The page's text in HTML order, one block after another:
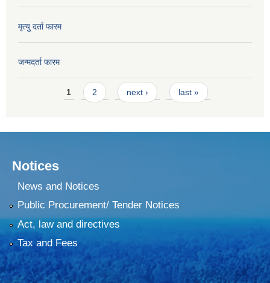
मृत्यु दर्ता फारम
जन्मदर्ता फारम
Pages1 2 next › last »
Notices
News and Notices
Public Procurement/ Tender Notices
Act, law and directives
Tax and Fees